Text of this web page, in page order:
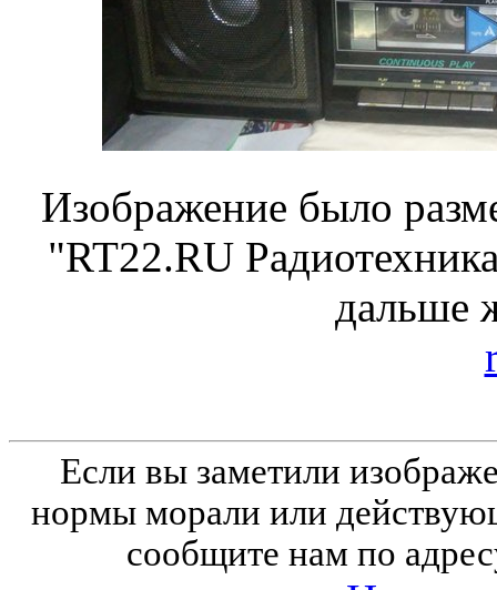
Изображение было
"RT22.RU
дальше
Если вы заметили
нормы морали или
сообщите нам по